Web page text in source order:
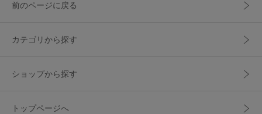
前のページに戻る
カテゴリから探す
ショップから探す
トップページへ